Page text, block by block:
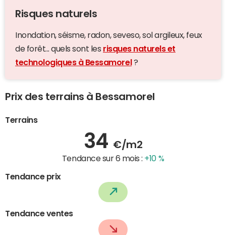
Risques naturels
Inondation, séisme, radon, seveso, sol argileux, feux
de forêt... quels sont les risques naturels et
technologiques à Bessamorel ?
Prix des terrains à Bessamorel
Terrains
34 €/m2
Tendance sur 6 mois : +10 %
Tendance prix
Tendance ventes